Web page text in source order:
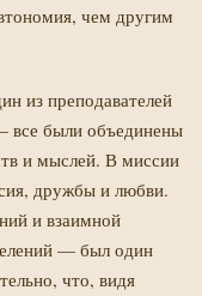
чем другим
из преподавателей
все были объединены
и мыслей. В миссии
дружбы и любви.
и взаимной
— был один
что, видя